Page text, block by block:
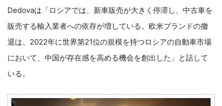
Dedovaは「ロシアでは、新車販売が大きく停滞し、中古車を
販売する輸入業者への依存が増している。欧米ブランドの撤
退は、2022年に世界第21位の規模を持つロシアの自動車市場
において、中国が存在感を高める機会を創出した」と話して
いる。